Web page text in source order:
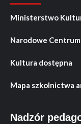
Ministerstwo
Narodowe
Kultura dostępna
Mapa szkolnictwa
Nadzór